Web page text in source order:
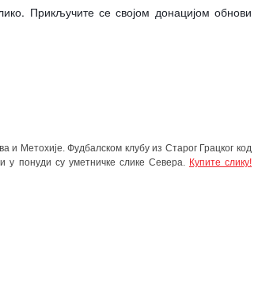
Прикључите се својом донацијом обнови
и Метохије. Фудбалском клубу из Старог Грацког код
у понуди су уметничке слике Севера. Купите слику!